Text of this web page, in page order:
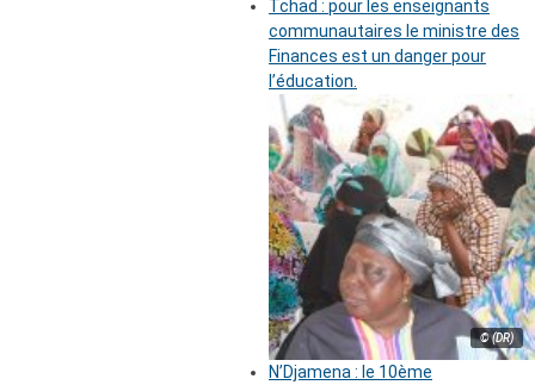
Tchad : pour les enseignants
communautaires le ministre des
Finances est un danger pour
l’éducation.
© (DR)
N’Djamena : le 10ème